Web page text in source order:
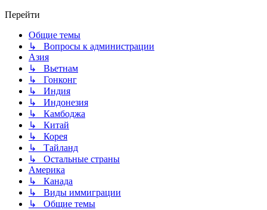
Перейти
Общие темы
↳ Вопросы к администрации
Азия
↳ Вьетнам
↳ Гонконг
↳ Индия
↳ Индонезия
↳ Камбоджа
↳ Китай
↳ Корея
↳ Тайланд
↳ Остальные страны
Америка
↳ Канада
↳ Виды иммиграции
↳ Общие темы